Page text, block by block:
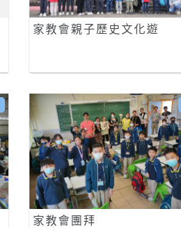
家教會親子歷史文化遊
家教會團拜